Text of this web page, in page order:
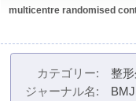
multicentre randomised
カテゴリー
整
ジャーナル名
BMJ